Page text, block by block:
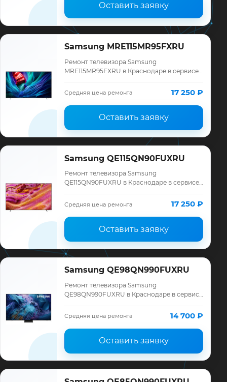
Оставить заявку
Samsung MRE115MR95FXRU
Ремонт телевизора Samsung
MRE115MR95FXRU в Краснодаре в сервисе
Samsung, смета до ремонта, запчасти и
гарантия до 12 меся…
Средняя цена ремонта 17 250 ₽
Оставить заявку
Samsung QE115QN90FUXRU
Ремонт телевизора Samsung
QE115QN90FUXRU в Краснодаре в сервисе
Samsung, смета до ремонта, запчасти и
гарантия до 12 меся…
Средняя цена ремонта 17 250 ₽
Оставить заявку
Samsung QE98QN990FUXRU
Ремонт телевизора Samsung
QE98QN990FUXRU в Краснодаре в сервисе
Samsung, смета до ремонта, запчасти и
гарантия до 12 меся…
Средняя цена ремонта 14 700 ₽
Оставить заявку